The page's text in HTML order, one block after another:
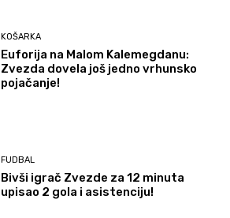
KOŠARKA
Euforija na Malom Kalemegdanu:
Zvezda dovela još jedno vrhunsko
pojačanje!
FUDBAL
Bivši igrač Zvezde za 12 minuta
upisao 2 gola i asistenciju!